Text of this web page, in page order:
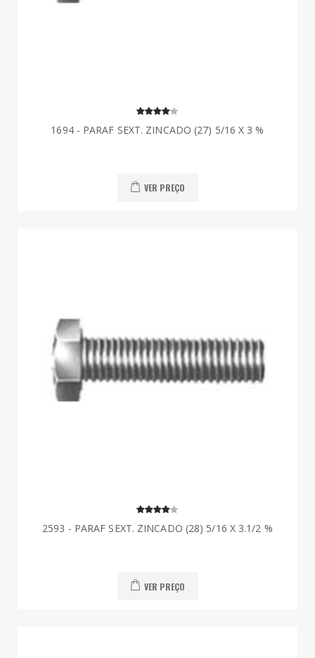
1694 - PARAF SEXT. ZINCADO (27) 5/16 X 3 %
VER PREÇO
2593 - PARAF SEXT. ZINCADO (28) 5/16 X 3.1/2 %
VER PREÇO